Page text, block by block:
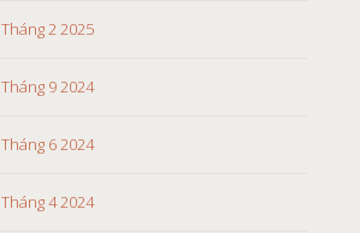
Tháng 2 2025
Tháng 9 2024
Tháng 6 2024
Tháng 4 2024